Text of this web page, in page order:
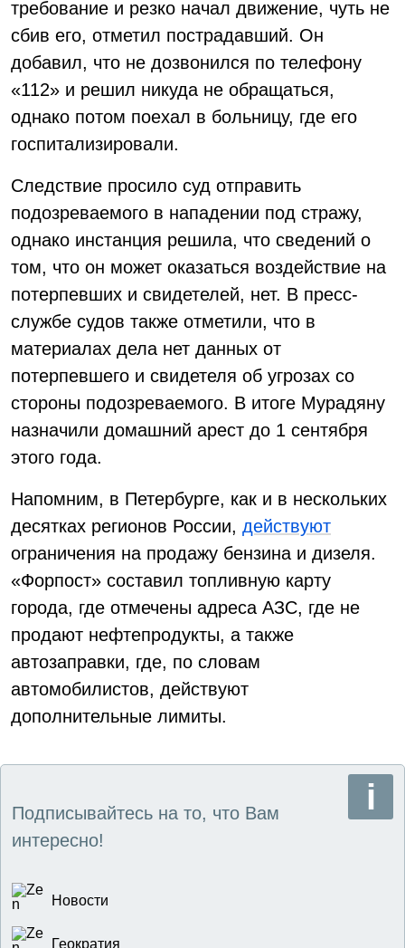
требование и резко начал движение, чуть не
сбив его, отметил пострадавший. Он
добавил, что не дозвонился по телефону
«112» и решил никуда не обращаться,
однако потом поехал в больницу, где его
госпитализировали.
Следствие просило суд отправить
подозреваемого в нападении под стражу,
однако инстанция решила, что сведений о
том, что он может оказаться воздействие на
потерпевших и свидетелей, нет. В пресс-
службе судов также отметили, что в
материалах дела нет данных от
потерпевшего и свидетеля об угрозах со
стороны подозреваемого. В итоге Мурадяну
назначили домашний арест до 1 сентября
этого года.
Напомним, в Петербурге, как и в нескольких
десятках регионов России, действуют
ограничения на продажу бензина и дизеля.
«Форпост» составил топливную карту
города, где отмечены адреса АЗС, где не
продают нефтепродукты, а также
автозаправки, где, по словам
автомобилистов, действуют
дополнительные лимиты.
Подписывайтесь на то, что Вам
интересно!
Новости
Геократия